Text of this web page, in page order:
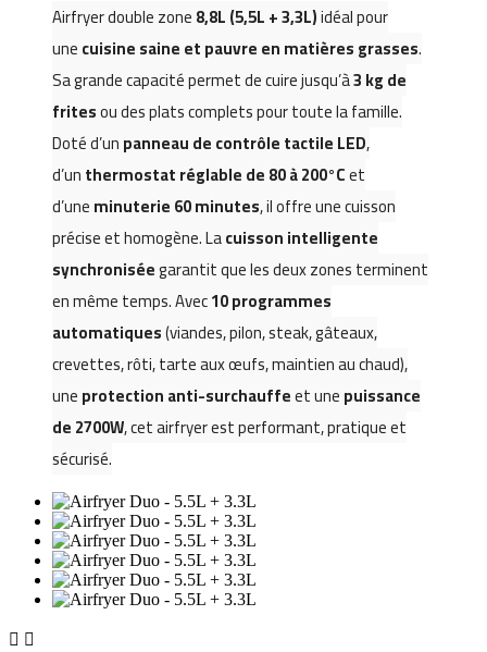
Airfryer double zone8,8L(5,5L + 3,3L)idéal pour
unecuisine saine et pauvre en matières grasses.
Sa grande capacité permet de cuire jusqu’à3 kg de
fritesou des plats complets pour toute la famille.
Doté d’unpanneau de contrôle tactile LED,
d’unthermostat réglable de 80 à 200°Cet
d’uneminuterie 60 minutes, il offre une cuisson
précise et homogène. Lacuisson intelligente
synchroniséegarantit que les deux zones terminent
en même temps. Avec10 programmes
automatiques(viandes, pilon, steak, gâteaux,
crevettes, rôti, tarte aux œufs, maintien au chaud),
uneprotection anti-surchauffeet unepuissance
de 2700W, cet airfryer est performant, pratique et
sécurisé.
 